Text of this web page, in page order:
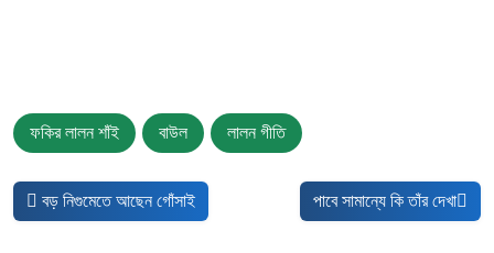
ফকির লালন শাঁই বাউল লালন গীতি
আগের নিবন্ধ: বড় নিগুমেতে আছেন গোঁসাই
বড় নিগুমেতে আছেন গোঁসাই পরবর্তী নিবন্ধ: পাবে সামান্যে কি
পাবে সামান্যে কি তাঁর দেখা